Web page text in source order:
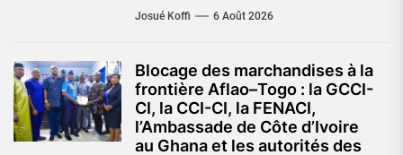
Josué Koffi 6 Août 2026
Blocage des marchandises à la
frontière Aflao–Togo : la GCCI-
CI, la CCI-CI, la FENACI,
l’Ambassade de Côte d’Ivoire
au Ghana et les autorités des